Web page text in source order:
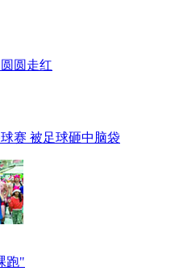
”
速倒车逃窜
圆走红
赛 被足球砸中脑袋
跑"